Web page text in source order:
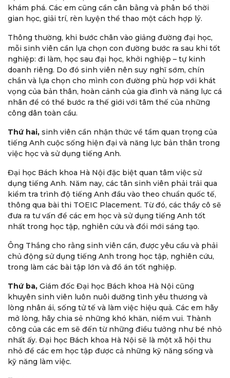
khám phá. Các em cũng cần cân bằng và phân bổ thời
gian học, giải trí, rèn luyện thể thao một cách hợp lý.
Thông thường, khi bước chân vào giảng đường đại học,
mỗi sinh viên cần lựa chọn con đường bước ra sau khi tốt
nghiệp: đi làm, học sau đại học, khởi nghiệp – tự kinh
doanh riêng. Do đó sinh viên nên suy nghĩ sớm, chín
chắn và lựa chọn cho mình con đường phù hợp với khát
vọng của bản thân, hoàn cảnh của gia đình và năng lực cá
nhân để có thể bước ra thế giới với tâm thế của những
công dân toàn cầu.
Thứ hai, sinh viên cần nhận thức về tầm quan trọng của
tiếng Anh cuộc sống hiện đại và năng lực bản thân trong
việc học và sử dụng tiếng Anh.
Đại học Bách khoa Hà Nội đặc biệt quan tâm việc sử
dụng tiếng Anh. Năm nay, các tân sinh viên phải trải qua
kiểm tra trình độ tiếng Anh đầu vào theo chuẩn quốc tế,
thông qua bài thi TOEIC Placement. Từ đó, các thầy cô sẽ
đưa ra tư vấn để các em học và sử dụng tiếng Anh tốt
nhất trong học tập, nghiên cứu và đổi mới sáng tạo.
Ông Thắng cho rằng sinh viên cần, được yêu cầu và phải
chủ động sử dụng tiếng Anh trong học tập, nghiên cứu,
trong làm các bài tập lớn và đồ án tốt nghiệp.
Thứ ba, Giám đốc Đại học Bách khoa Hà Nội cũng
khuyên sinh viên luôn nuôi dưỡng tình yêu thương và
lòng nhân ái, sống tử tế và làm việc hiệu quả. Các em hãy
mở lòng, hãy chia sẻ những khó khăn, niềm vui. Thành
công của các em sẽ đến từ những điều tưởng như bé nhỏ
nhất ấy. Đại học Bách khoa Hà Nội sẽ là một xã hội thu
nhỏ để các em học tập được cả những kỹ năng sống và
kỹ năng làm việc.